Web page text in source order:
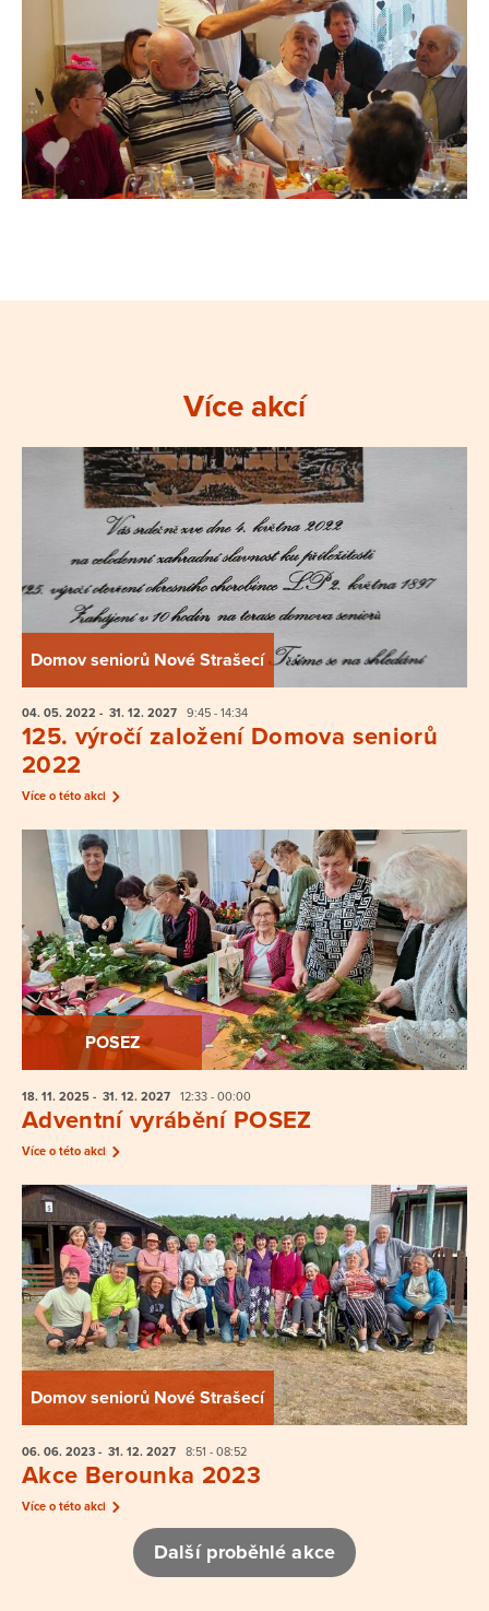
Více akcí
Domov seniorů Nové Strašecí
04. 05. 2022 - 31. 12. 2027 9:45 - 14:34
125. výročí založení Domova seniorů
2022
Více o této akci
POSEZ
18. 11. 2025 - 31. 12. 2027 12:33 - 00:00
Adventní vyrábění POSEZ
Více o této akci
Domov seniorů Nové Strašecí
06. 06. 2023 - 31. 12. 2027 8:51 - 08:52
Akce Berounka 2023
Více o této akci
Další proběhlé akce